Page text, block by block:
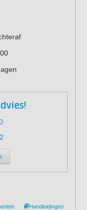
Handleidingen